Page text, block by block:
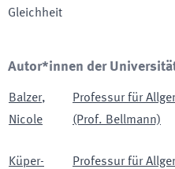
Gleichheit
Autor*innen der
Balzer,
Nicole
Professur für
(Prof. Bellmann)
Küper-
Professur für